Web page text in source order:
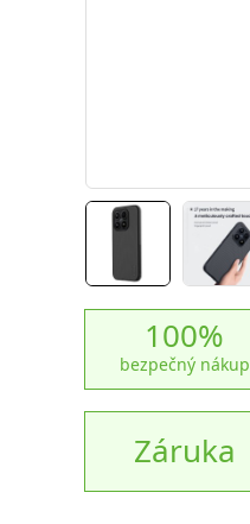
100%
bezpečný nákup
Záruka